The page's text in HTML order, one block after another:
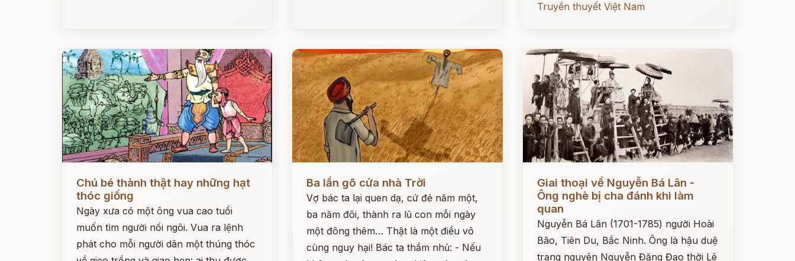
Truyền thuyết Việt Nam
Chú bé thành thật hay những hạt
thóc giống
Ngày xưa có một ông vua cao tuổi
muốn tìm người nối ngôi. Vua ra lệnh
phát cho mỗi người dân một thúng thóc
Đọc ngay
Ba lần gõ cửa nhà Trời
Vợ bác ta lại quen dạ, cứ đẻ năm một,
ba năm đôi, thành ra lũ con mỗi ngày
một đông thêm… Thật là một điều vô
cùng nguy hại! Bác ta thầm nhủ: - Nếu
Giai thoại về Nguyễn Bá Lân -
Ông nghè bị cha đánh khi làm
quan
Nguyễn Bá Lân (1701-1785) người Hoài
Bão, Tiên Du, Bắc Ninh. Ông là hậu duệ
trạng nguyên Nguyễn Đăng Đạo thời Lê